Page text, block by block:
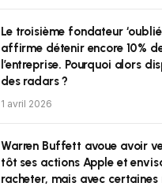
Le troisième fondateur
affirme détenir encore 10%
l’entreprise. Pourquoi alors
des radars ?
1 avril 2026
Warren Buffett avoue avoir
tôt ses actions Apple et
racheter, mais avec certaines